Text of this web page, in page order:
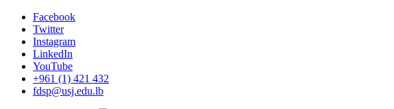
Facebook
Twitter
Instagram
LinkedIn
YouTube
+961 (1) 421 432
fdsp@usj.edu.lb